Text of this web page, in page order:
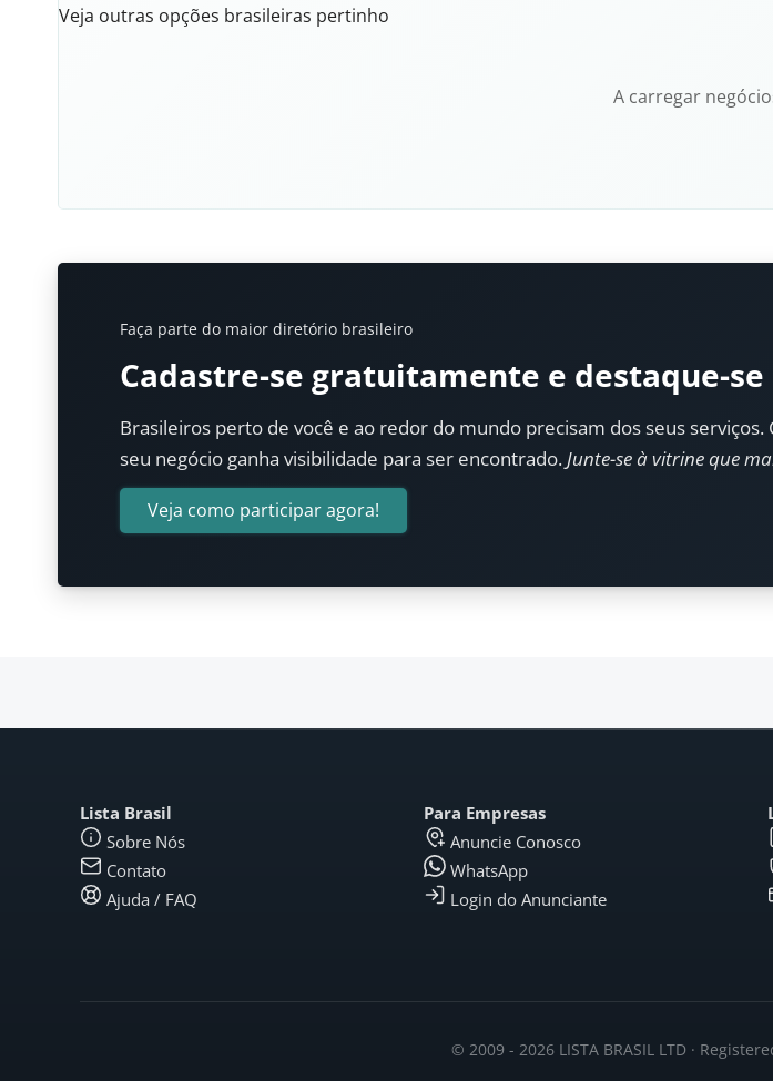
Veja outras opções brasileiras pertinho
A carregar
Faça parte do maior diretório brasileiro
Cadastre-se gratuitamente e destaque-
Brasileiros perto de você e ao redor do mundo precisam dos seus serviços.
seu negócio ganha visibilidade para ser encontrado.Junte-se à vitrine que
Veja como participar agora!
Lista Brasil
Sobre Nós
Contato
Ajuda / FAQ
Para Empresas
Anuncie Conosco
WhatsApp
Login do Anunciante
© 2009 - 2026 LISTA BRASIL LTD ·